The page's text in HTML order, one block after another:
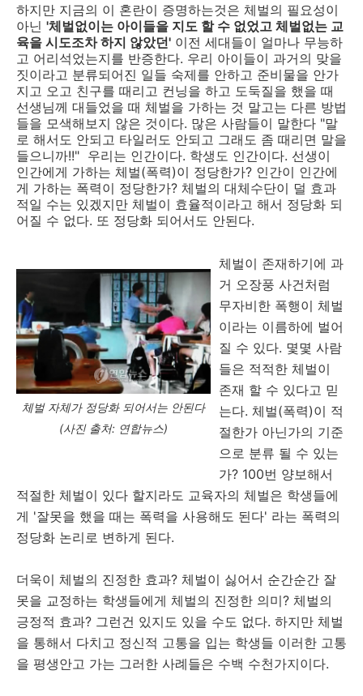
하지만 지금의 이 혼란이 증명하는것은 체벌의 필요성이
아닌 '체벌없이는 아이들을 지도 할 수 없었고 체벌없는 교
육을 시도조차 하지 않았던' 이전 세대들이 얼마나 무능하
고 어리석었는지를 반증한다. 우리 아이들이 과거의 맞을
짓이라고 분류되어진 일들 숙제를 안하고 준비물을 안가
지고 오고 친구를 때리고 컨닝을 하고 도둑질을 했을 때
선생님께 대들었을 때 체벌을 가하는 것 말고는 다른 방법
들을 모색해보지 않은 것이다. 많은 사람들이 말한다 "말
로 해서도 안되고 타일러도 안되고 그래도 좀 때리면 말을
들으니까!!" 우리는 인간이다. 학생도 인간이다. 선생이
인간에게 가하는 체벌(폭력)이 정당한가? 인간이 인간에
게 가하는 폭력이 정당한가? 체벌의 대체수단이 덜 효과
적일 수는 있겠지만 체벌이 효율적이라고 해서 정당화 되
어질 수 없다. 또 정당화 되어서도 안된다.
체벌 자체가 정당화 되어서는 안된다
(사진 출처: 연합뉴스)
체벌이 존재하기에 과
거 오장풍 사건처럼
무자비한 폭행이 체벌
이라는 이름하에 벌어
질 수 있다. 몇몇 사람
들은 적적한 체벌이
존재 할 수 있다고 믿
는다. 체벌(폭력)이 적
절한가 아닌가의 기준
으로 분류 될 수 있는
가? 100번 양보해서
적절한 체벌이 있다 할지라도 교육자의 체벌은 학생들에
게 '잘못을 했을 때는 폭력을 사용해도 된다' 라는 폭력의
정당화 논리로 변하게 된다.
더욱이 체벌의 진정한 효과? 체벌이 싫어서 순간순간 잘
못을 교정하는 학생들에게 체벌의 진정한 의미? 체벌의
긍정적 효과? 그런건 있지도 있을 수도 없다. 하지만 체벌
을 통해서 다치고 정신적 고통을 입는 학생들 이러한 고통
을 평생안고 가는 그러한 사례들은 수백 수천가지이다.